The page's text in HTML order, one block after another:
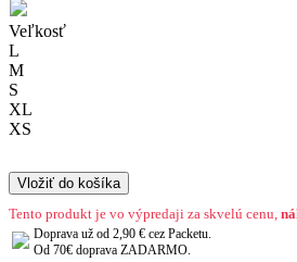
Veľkosť
L
M
S
XL
XS
Vložiť do košíka
Tento produkt je vo výpredaji za skvelú cenu,
Doprava už od 2,90 € cez Packetu.
Od 70€ doprava ZADARMO.